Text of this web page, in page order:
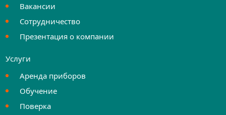
Вакансии
Сотрудничество
Презентация о компании
Услуги
Аренда приборов
Обучение
Поверка